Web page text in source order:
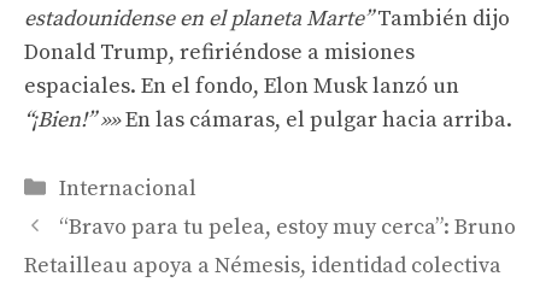
estadounidense en el planeta Marte”También dijo
Donald Trump, refiriéndose a misiones
espaciales. En el fondo, Elon Musk lanzó un
“¡Bien!” »»En las cámaras, el pulgar hacia arriba.
Categorías
Internacional
“Bravo para tu pelea, estoy muy cerca”: Bruno
Retailleau apoya a Némesis, identidad colectiva